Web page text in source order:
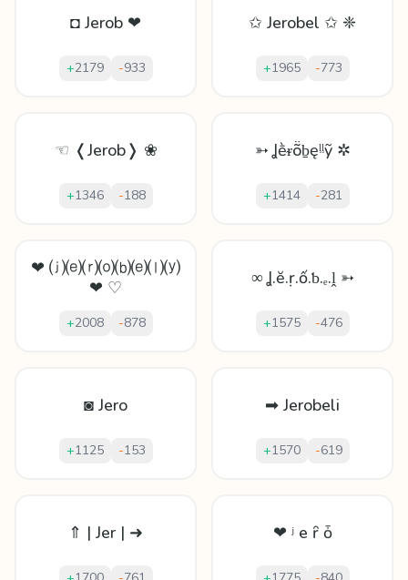
◘ Jerob ❤
+2179 -933
✩ Jerobel ✩ ❈
+1965 -773
☜ ❬Jerob❭ ❀
+1346 -188
➳ Ʝḕᵲṏḇęᶪᶪỹ ✲
+1414 -281
❤ ⒥⒠⒭⒪⒝⒠⒧⒴
❤ ♡
+2008 -878
∞ Ʝ.ĕ.ṛ.ố.ƅ.ₑ.ḽ ➳
+1575 -476
◙ Jero
+1125 -153
➡ Jerobeli
+1570 -619
⇑ | Jer | ➜ ❤ ʲ е ȓ ȱ